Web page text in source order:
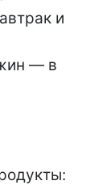
и
— в